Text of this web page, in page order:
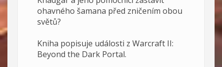
ohavného šamana před zničením obou
světů?
Kniha popisuje události z Warcraft II:
Beyond the Dark Portal.